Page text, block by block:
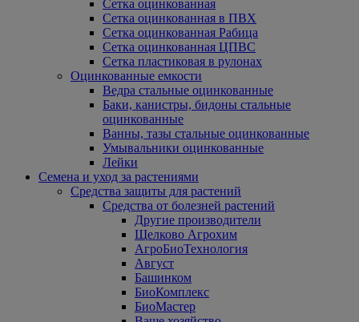
Сетка оцинкованная
Сетка оцинкованная в ПВХ
Сетка оцинкованная Рабица
Сетка оцинкованная ЦПВС
Сетка пластиковая в рулонах
Оцинкованные емкости
Ведра стальные оцинкованные
Баки, канистры, бидоны стальные
оцинкованные
Ванны, тазы стальные оцинкованные
Умывальники оцинкованные
Лейки
Семена и уход за растениями
Средства защиты для растений
Средства от болезней растений
Другие производители
Щелково Агрохим
АгроБиоТехнология
Август
Башинком
БиоКомплекс
БиоМастер